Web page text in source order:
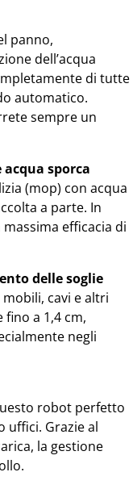
panno,
dell’acqua
di tutte
automatico.
sempre un
sporca
(mop) con acqua
a parte. In
efficacia di
delle soglie
cavi e altri
a 1,4 cm,
negli
robot perfetto
uffici. Grazie al
la gestione